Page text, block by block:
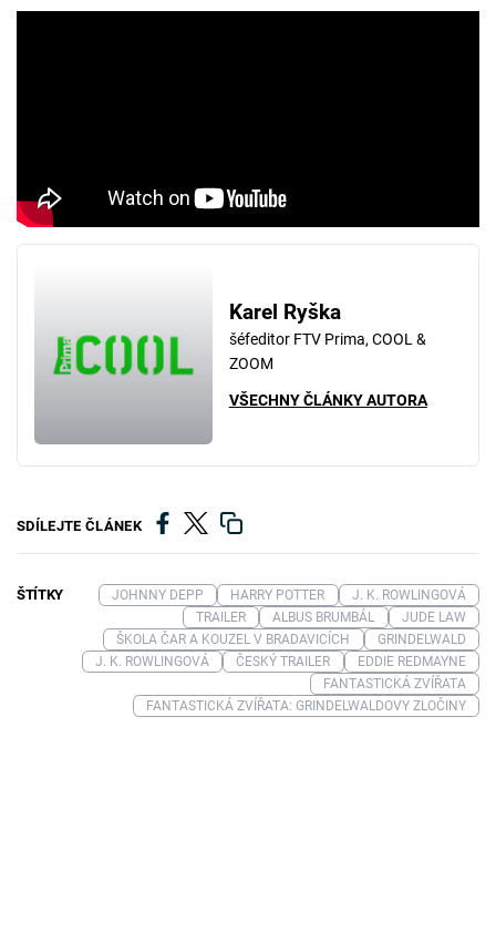
Karel Ryška
šéfeditor FTV Prima, COOL &
ZOOM
VŠECHNY ČLÁNKY AUTORA
SDÍLEJTE ČLÁNEK
ŠTÍTKY JOHNNY DEPP HARRY POTTER
J. K. ROWLINGOVÁ
TRAILER
ALBUS BRUMBÁL
JUDE LAW
ŠKOLA ČAR A KOUZEL V BRADAVICÍCH
GRINDELWALD
J. K. ROWLINGOVÁ
ČESKÝ TRAILER
EDDIE REDMAYNE
FANTASTICKÁ ZVÍŘATA
FANTASTICKÁ ZVÍŘATA: GRINDELWALDOVY ZLOČINY